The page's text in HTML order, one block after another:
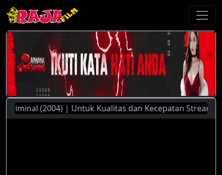
(2004) | Untuk Kualitas dan Kecepatan Streaming